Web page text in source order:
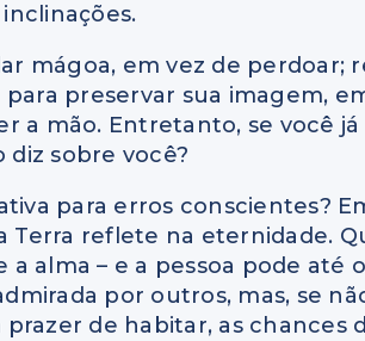
mágoa, em vez de perdoar;
preservar sua imagem,
a mão. Entretanto, se você
diz sobre você?
para erros conscientes?
Terra reflete na eternidade.
a alma – e a pessoa pode até
por outros, mas, se
de habitar, as chances